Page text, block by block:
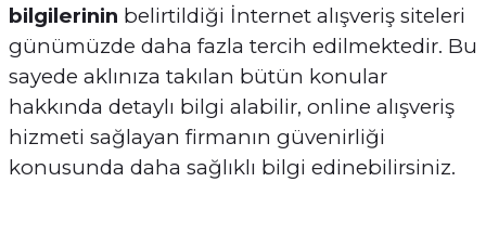
bilgilerinin belirtildiği İnternet alışveriş siteleri
günümüzde daha fazla tercih edilmektedir. Bu
sayede aklınıza takılan bütün konular
hakkında detaylı bilgi alabilir, online alışveriş
hizmeti sağlayan firmanın güvenirliği
konusunda daha sağlıklı bilgi edinebilirsiniz.